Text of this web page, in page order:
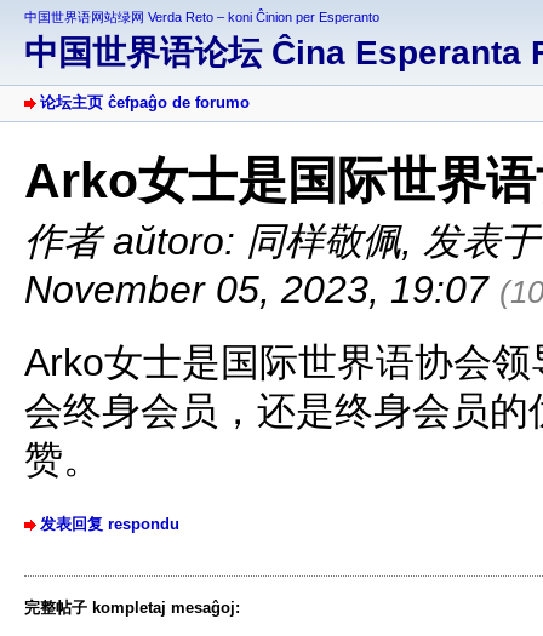
中国世界语网站绿网 Verda Reto – koni Ĉinion per Esperanto
中国世界语论坛 Ĉina Esperanta
论坛主页 ĉefpaĝo de forumo
Arko女士是国际世界
作者 aŭtoro: 同样敬佩, 发表
November 05, 2023, 19:07
Arko女士是国际世界语协会
会终身会员，还是终身会员
赞。
发表回复 respondu
完整帖子 kompletaj mesaĝoj: